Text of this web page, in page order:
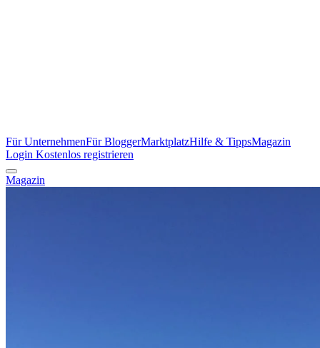
Für UnternehmenFür BloggerMarktplatzHilfe & TippsMagazin
Login Kostenlos registrieren
Magazin